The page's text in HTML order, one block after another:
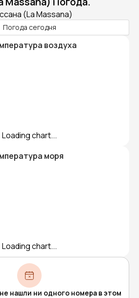
(La Massana)
Погода сегодня
воздуха
Loading chart...
моря
Loading chart...
нашли ни одного номера в этом